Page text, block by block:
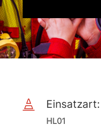
 Einsatzart:
HL01